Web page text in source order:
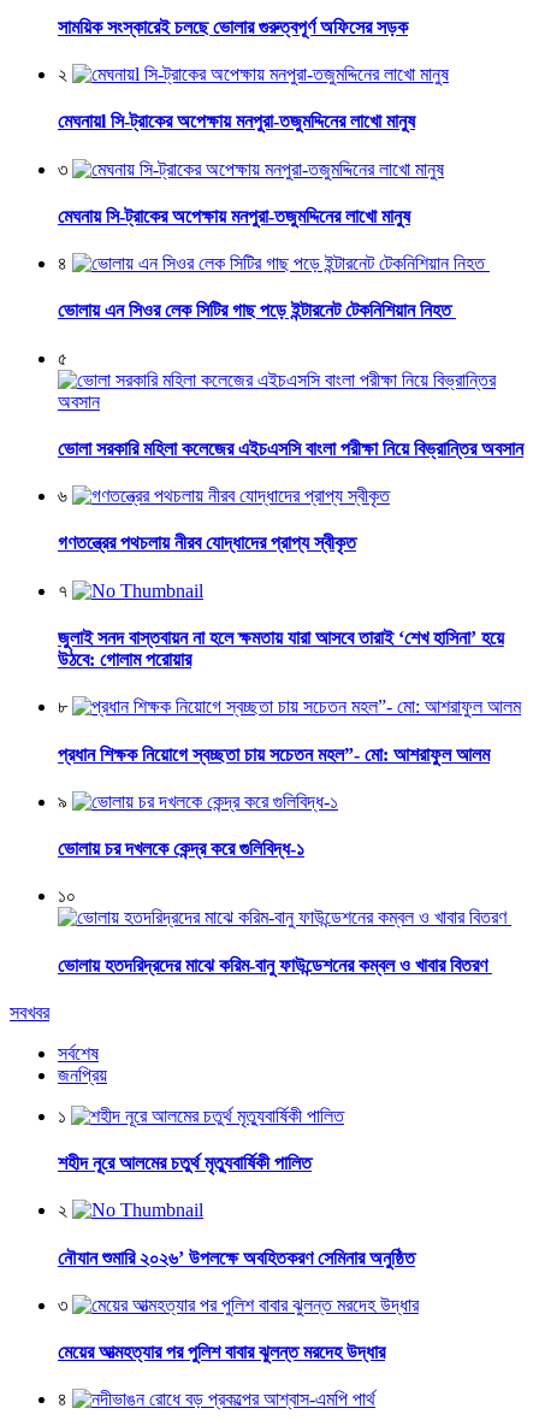
সাময়িক সংস্কারেই চলছে ভোলার গুরুত্বপূর্ণ অফিসের সড়ক
২
মেঘনায়l সি-ট্রাকের অপেক্ষায় মনপুরা-তজুমদ্দিনের লাখো মানুষ
৩
মেঘনায় সি-ট্রাকের অপেক্ষায় মনপুরা-তজুমদ্দিনের লাখো মানুষ
৪
ভোলায় এন সিওর লেক সিটির গাছ পড়ে ইন্টারনেট টেকনিশিয়ান নিহত
৫
ভোলা সরকারি মহিলা কলেজের এইচএসসি বাংলা পরীক্ষা নিয়ে বিভ্রান্তির অবসান
৬
গণতন্ত্রের পথচলায় নীরব যোদ্ধাদের প্রাপ্য স্বীকৃত
৭
জুলাই সনদ বাস্তবায়ন না হলে ক্ষমতায় যারা আসবে তারাই ‘শেখ হাসিনা’ হয়ে
উঠবে: গোলাম পরোয়ার
৮
প্রধান শিক্ষক নিয়োগে স্বচ্ছতা চায় সচেতন মহল”- মো: আশরাফুল আলম
৯
ভোলায় চর দখলকে কেন্দ্র করে গুলিবিদ্ধ-১
১০
ভোলায় হতদরিদ্রদের মাঝে করিম-বানু ফাউন্ডেশনের কম্বল ও খাবার বিতরণ
সবখবর
সর্বশেষ
জনপ্রিয়
১
শহীদ নূরে আলমের চতুর্থ মৃত্যুবার্ষিকী পালিত
২
নৌযান শুমারি ২০২৬’ উপলক্ষে অবহিতকরণ সেমিনার অনুষ্ঠিত
৩
মেয়ের আত্মহত্যার পর পুলিশ বাবার ঝুলন্ত মরদেহ উদ্ধার
৪